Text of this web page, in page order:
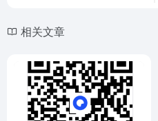
相关文章